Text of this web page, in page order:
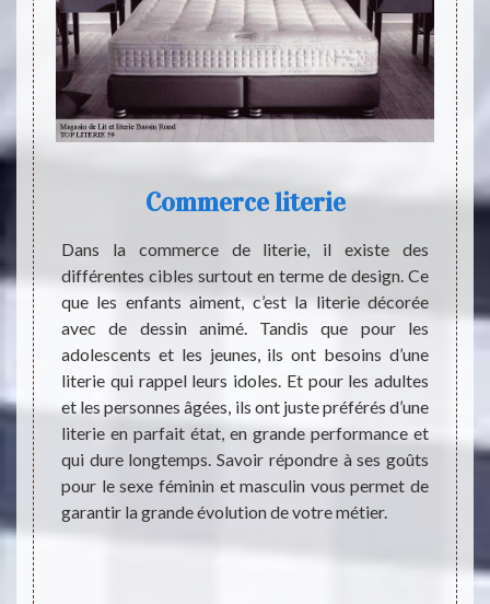
les
cette
fait
Commerce literie
Dans la commerce de literie, il existe des
différentes cibles surtout en terme de design. Ce
que les enfants aiment, c’est la literie décorée
avec de dessin animé. Tandis que pour les
adolescents et les jeunes, ils ont besoins d’une
literie qui rappel leurs idoles. Et pour les adultes
et les personnes âgées, ils ont juste préférés d’une
literie en parfait état, en grande performance et
qui dure longtemps. Savoir répondre à ses goûts
pour le sexe féminin et masculin vous permet de
garantir la grande évolution de votre métier.
Les
état.
des
web.
très